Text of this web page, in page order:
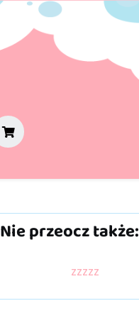
Nie przeocz także:
zzzzz